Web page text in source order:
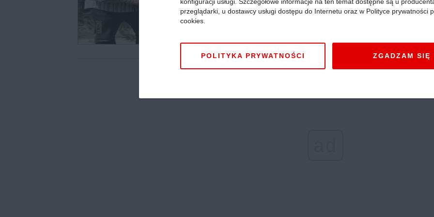
przeglądarki, u dostawcy usługi dostępu do Internetu oraz w Polityce prywatności
cookies.
POLITYKA PRYWATNOŚCI ZGADZAM SIĘ